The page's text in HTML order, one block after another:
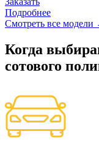
Подробнее
Смотреть все модели
Когда
сотового